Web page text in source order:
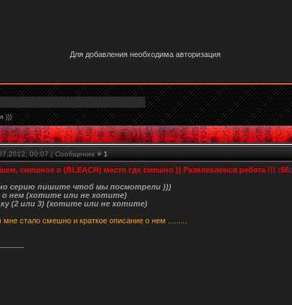
Для добавления необходима авторизация
)))
00:07 | Сообщение # 1
смешное о (BLEACH) место где смешно )) Развлекаемся ребята !!! :56:
серию пишите чтоб мы посмотрели )))
о нем (хотите или не хотите)
(2 или 3) (хотите или не хотите)
мне стало смешно и краткое описание о нем .........